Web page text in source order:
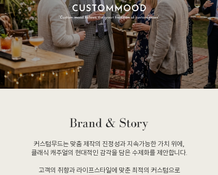
커스텀무드는 맞춤 제작의 진정성과 지속가능한 가치 위에,
클래식 캐주얼의 현대적인 감각을 담은 수제화를 제안합니다.
고객의 취향과 라이프스타일에 맞춘 최적의 커스텀으로